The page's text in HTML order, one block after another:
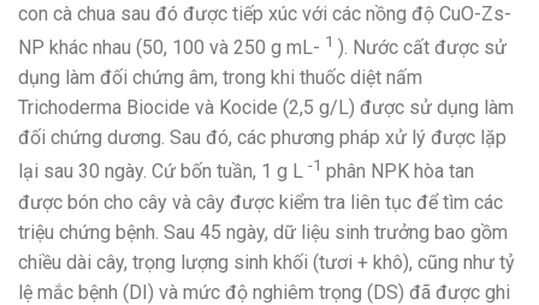
con cà chua sau đó được tiếp xúc với các nồng độ CuO-Zs-
NP khác nhau (50, 100 và 250 g mL- 1 ). Nước cất được sử
dụng làm đối chứng âm, trong khi thuốc diệt nấm
Trichoderma Biocide và Kocide (2,5 g/L) được sử dụng làm
đối chứng dương. Sau đó, các phương pháp xử lý được lặp
lại sau 30 ngày. Cứ bốn tuần, 1 g L -1 phân NPK hòa tan
được bón cho cây và cây được kiểm tra liên tục để tìm các
triệu chứng bệnh. Sau 45 ngày, dữ liệu sinh trưởng bao gồm
chiều dài cây, trọng lượng sinh khối (tươi + khô), cũng như tỷ
lệ mắc bệnh (DI) và mức độ nghiêm trọng (DS) đã được ghi